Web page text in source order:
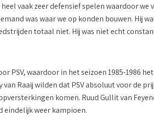
vaak zeer defensief spelen waardoor we
was waar we op konden bouwen. Hij
totaal niet. Hij was niet echt
PSV, waardoor in het seizoen 1985-1986
Raaij wilden dat PSV absoluut voor de
komen. Ruud Gullit van
eindelijk weer kampioen.